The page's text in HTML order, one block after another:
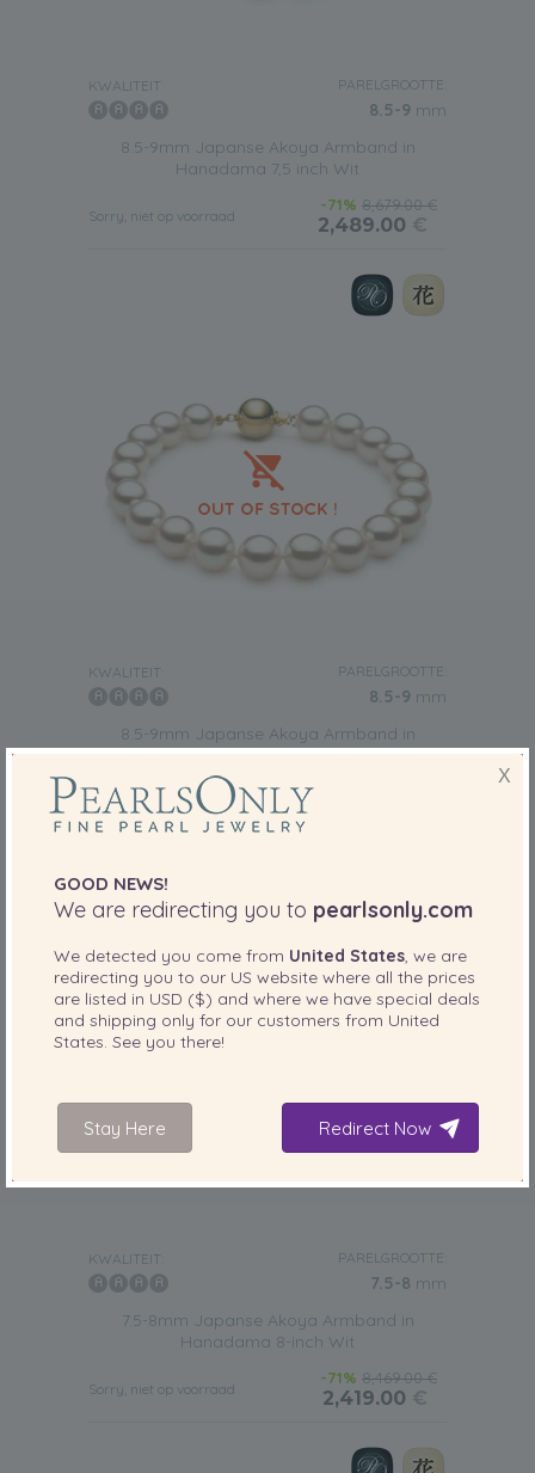
KWALITEIT: PARELGROOTTE:
8.5-9 mm
8.5-9mm Japanse Akoya Armband in
Hanadama 7,5 inch Wit
Sorry, niet op voorraad
-71% 8,679.00 €
2,489.00 €
KWALITEIT: PARELGROOTTE:
8.5-9 mm
8.5-9mm Japanse Akoya Armband in
Hanadama 7-inch Wit
Sorry, niet op voorraad
KWALITEIT: PARELGROOTTE:
7.5-8 mm
7.5-8mm Japanse Akoya Armband in
Hanadama 8-inch Wit
Sorry, niet op voorraad
-71% 8,469.00 €
2,419.00 €
X
GOOD NEWS!
We are redirecting you to pearlsonly.com
We detected you come from United States, we are
redirecting you to our US website where all the prices
are listed in USD ($) and where we have special deals
and shipping only for our customers from United
States. See you there!
Stay Here Redirect Now